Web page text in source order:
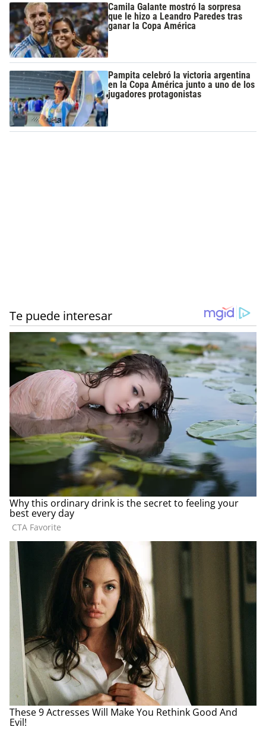
Camila Galante mostró la sorpresa
que le hizo a Leandro Paredes tras
ganar la Copa América
Pampita celebró la victoria argentina
en la Copa América junto a uno de los
jugadores protagonistas